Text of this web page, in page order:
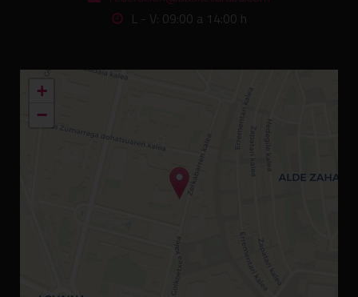
L - V: 09:00 a 14:00 h
+
−